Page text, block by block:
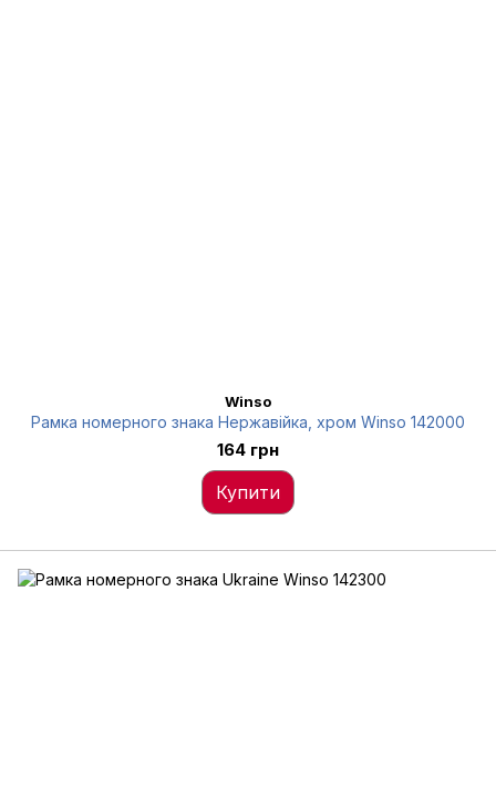
Winso
Рамка номерного знака Нержавійка, хром Winso 142000
164 грн
Купити